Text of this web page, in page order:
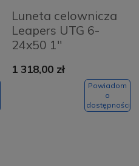
Luneta celownicza
Leapers UTG 6-
24x50 1''
1 318,00 zł
Powiadom
o
dostępności